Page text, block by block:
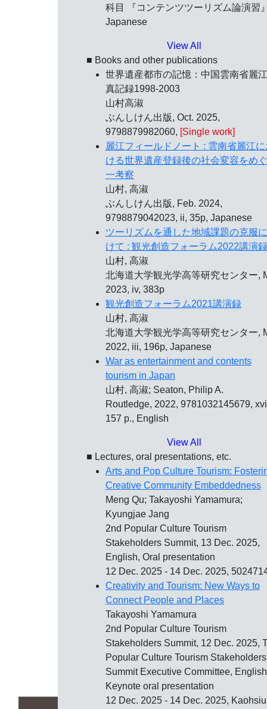
科目 『コンテンツツーリズム論演習
Japanese
View All
■ Books and other publications
世界遺産都市の記憶：中国雲南省麗
真記録1998-2003
山村高淑
ぶんしけん出版, Oct. 2025,
9798879982060, [Single work]
麗江フィールドノート : 雲南省麗江に
ける世界遺産登録後の社会変容をめ
一考察
山村, 高淑
ぶんしけん出版, Feb. 2024,
9798879042023, ii, 35p, Japanese
ツーリズムを通した地域課題の克服
けて : 観光創造フォーラム2022講演録
山村, 高淑
北海道大学観光学高等研究センター,
2023, iv, 383p
観光創造フォーラム2021講演録
山村, 高淑
北海道大学観光学高等研究センター,
2022, iii, 196p, Japanese
War as entertainment and contents
tourism in Japan
山村, 高淑; Seaton, Philip A.
Routledge, 2022, 9781032145679,
157 p., English
View All
■ Lectures, oral presentations, etc.
Arts and Pop Culture Tourism:
Creative Community Embeddedness
Meng Qu; Takayoshi Yamamura;
Kyungjae Jang
2nd Popular Culture Tourism
Stakeholders Summit, 13 Dec. 2025,
English, Oral presentation
12 Dec. 2025 - 14 Dec. 2025,
Creativity and Tourism: New Ways to
Connect People and Places
Takayoshi Yamamura
2nd Popular Culture Tourism
Stakeholders Summit, 12 Dec. 2025,
Popular Culture Tourism Stakeholders
Summit Executive Committee,
Keynote oral presentation
12 Dec. 2025 - 14 Dec. 2025,